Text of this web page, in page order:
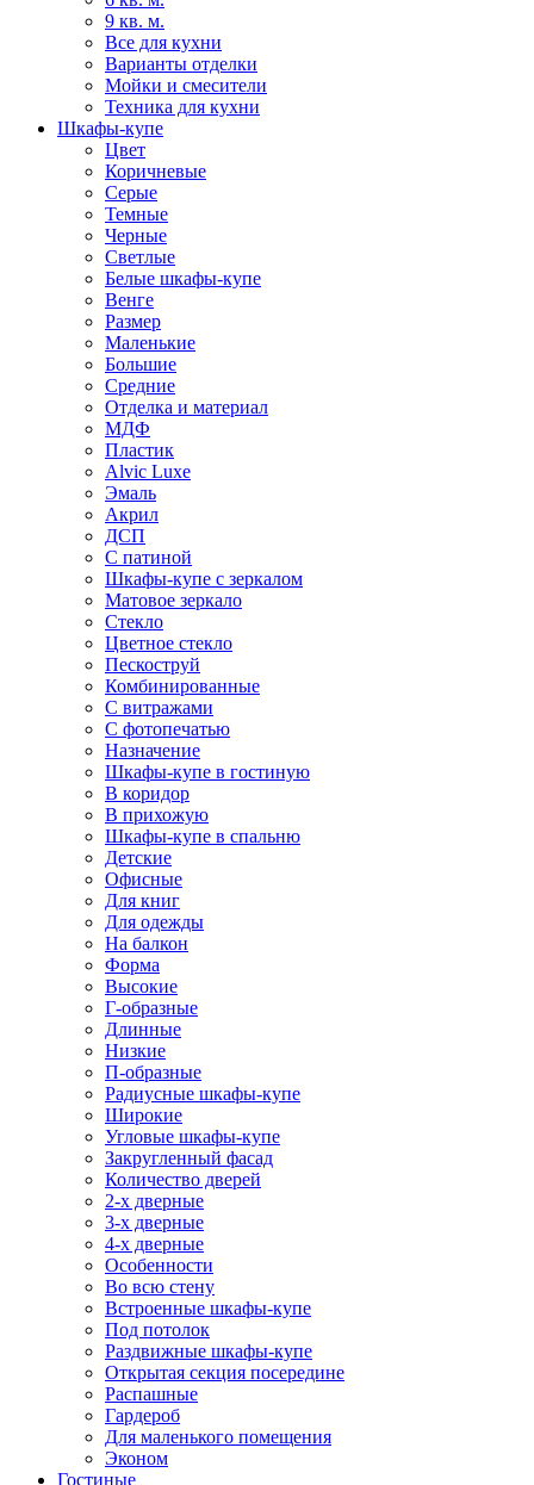
9 кв. м.
Все для кухни
Варианты отделки
Мойки и смесители
Техника для кухни
Шкафы-купе
Цвет
Коричневые
Серые
Темные
Черные
Светлые
Белые шкафы-купе
Венге
Размер
Маленькие
Большие
Средние
Отделка и материал
МДФ
Пластик
Alvic Luxe
Эмаль
Акрил
ДСП
С патиной
Шкафы-купе с зеркалом
Матовое зеркало
Стекло
Цветное стекло
Пескоструй
Комбинированные
С витражами
С фотопечатью
Назначение
Шкафы-купе в гостиную
В коридор
В прихожую
Шкафы-купе в спальню
Детские
Офисные
Для книг
Для одежды
На балкон
Форма
Высокие
Г-образные
Длинные
Низкие
П-образные
Радиусные шкафы-купе
Широкие
Угловые шкафы-купе
Закругленный фасад
Количество дверей
2-х дверные
3-х дверные
4-х дверные
Особенности
Во всю стену
Встроенные шкафы-купе
Под потолок
Раздвижные шкафы-купе
Открытая секция посередине
Распашные
Гардероб
Для маленького помещения
Эконом
Гостиные